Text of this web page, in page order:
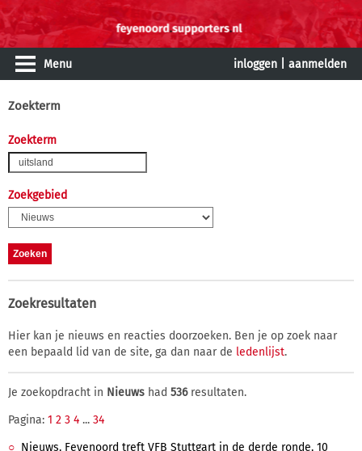
Menu inloggen aanmelden
Zoekterm
Zoekterm
Zoekgebied
Zoekresultaten
Hier kan je nieuws en reacties doorzoeken. Ben je op zoek naar
een bepaald lid van de site, ga dan naar de ledenlijst.
Je zoekopdracht in Nieuws had 536resultaten.
Pagina: 1 2 3 4 ... 34
Nieuws, Feyenoord treft VFB Stuttgart in de derde ronde, 10